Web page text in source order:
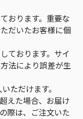
おります。重要な
だいたお客様に個
ております。サイ
法により誤差が生
ただけます。
えた場合、お届け
際は、ご注文いた